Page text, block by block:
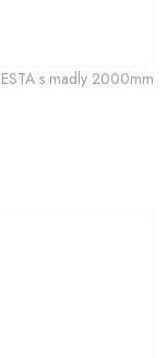
s madly 2000mm